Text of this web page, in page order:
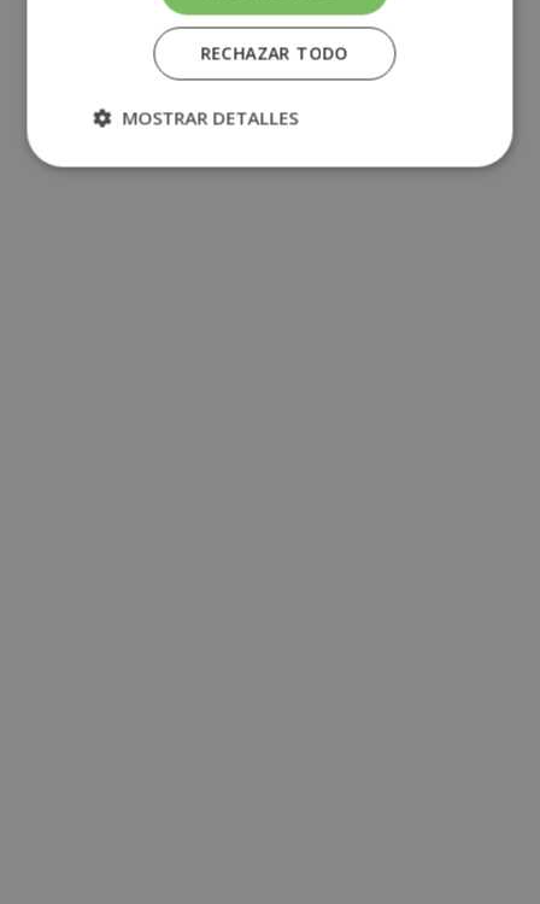
RECHAZAR TODO
MOSTRAR DETALLES